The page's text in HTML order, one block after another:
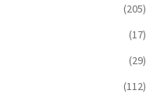
(205)
(17)
(29)
(112)